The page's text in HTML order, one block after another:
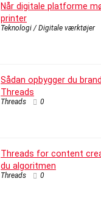
Når digitale platforme
printer
Teknologi / Digitale værktøjer
Sådan opbygger du
Threads
Threads 0
Threads for content
du algoritmen
Threads 0